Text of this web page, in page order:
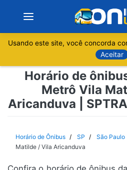
Sobre
Minas Gerais
Usando este site, você concorda
Aceitar
Horário de
Metrô Vila
Aricanduva |
Horário de Ônibus SP São Paulo
Matilde / Vila Aricanduva